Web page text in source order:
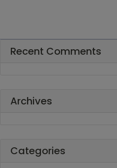
Recent Comments
Archives
Categories